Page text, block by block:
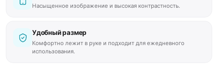
Насыщенное изображение и высокая контрастность.
Удобный размер
Комфортно лежит в руке и подходит для ежедневного
использования.